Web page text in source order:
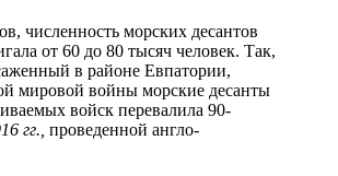
численность морских десантов
от 60 до 80 тысяч человек. Так,
в районе Евпатории,
мировой войны морские десанты
войск перевалила 90-
гг., проведенной англо-